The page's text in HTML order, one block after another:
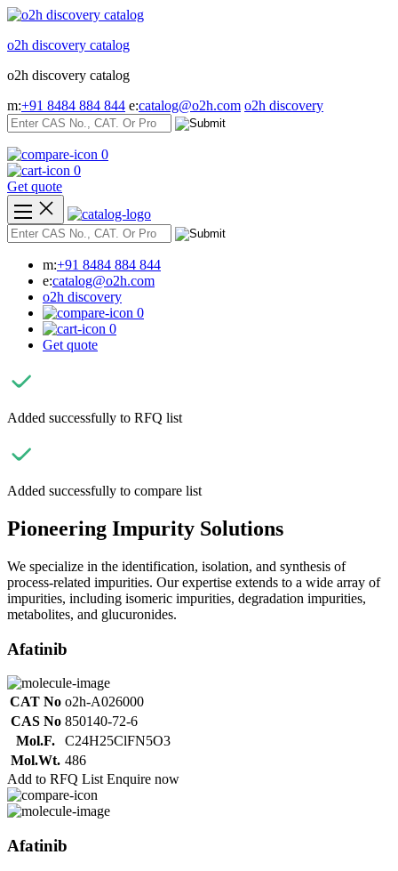
Skip
content
o2h discovery catalog
o2h discovery catalog
m:+91 8484 884 844 e:catalog@o2h.com o2h discovery
0
0
Get quote
m:+91 8484 884 844
e:catalog@o2h.com
o2h discovery
0
0
Get quote
Added successfully to RFQ list
Added successfully to compare list
Pioneering Impurity Solutions
We specialize in the identification, isolation, and synthesis of
process-related impurities. Our expertise extends to a wide array of
impurities, including isomeric impurities, degradation impurities,
metabolites, and glucuronides.
Afatinib
CAT No o2h-A026000
CAS No 850140-72-6
Mol.F.
C24H25ClFN5O3
Mol.Wt. 486
Add to RFQ List Enquire now
Afatinib